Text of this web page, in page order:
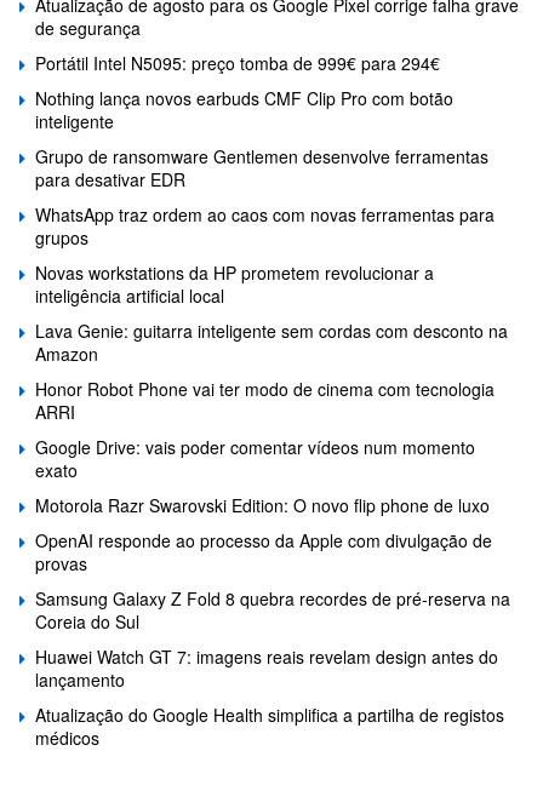
de segurança
Portátil Intel N5095: preço tomba de 999€ para 294€
Nothing lança novos earbuds CMF Clip Pro com botão
inteligente
Grupo de ransomware Gentlemen desenvolve ferramentas
para desativar EDR
WhatsApp traz ordem ao caos com novas ferramentas para
grupos
Novas workstations da HP prometem revolucionar a
inteligência artificial local
Lava Genie: guitarra inteligente sem cordas com desconto na
Amazon
Honor Robot Phone vai ter modo de cinema com tecnologia
ARRI
Google Drive: vais poder comentar vídeos num momento
exato
Motorola Razr Swarovski Edition: O novo flip phone de luxo
OpenAI responde ao processo da Apple com divulgação de
provas
Samsung Galaxy Z Fold 8 quebra recordes de pré-reserva na
Coreia do Sul
Huawei Watch GT 7: imagens reais revelam design antes do
lançamento
Atualização do Google Health simplifica a partilha de registos
médicos